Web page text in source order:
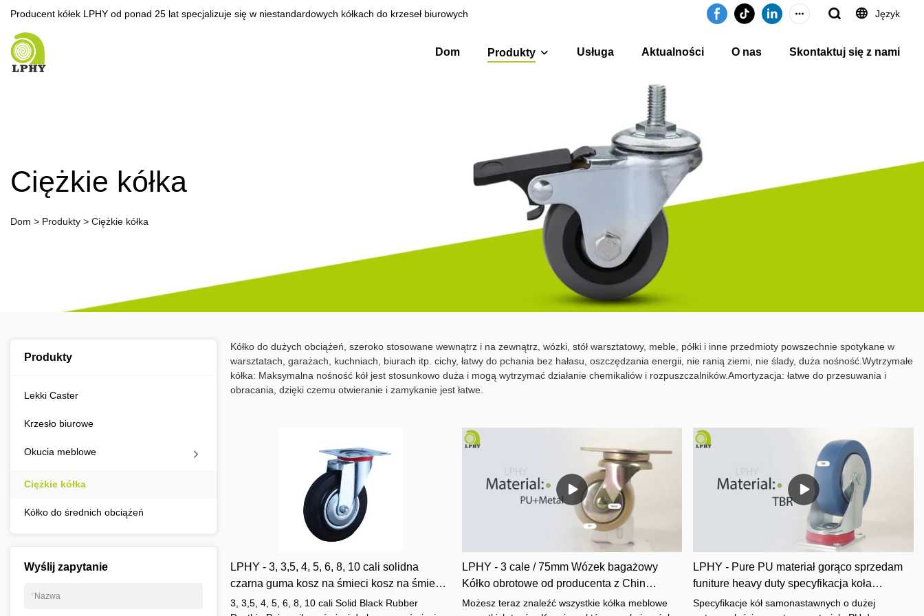
Producent kółek LPHY od ponad 25 lat specjalizuje się w niestandardowych kółkach do krzeseł biurowych Język
Dom Produkty Usługa Aktualności O nas Skontaktuj się z nami
Ciężkie kółka
Dom > Produkty > Ciężkie kółka
Produkty
Lekki Caster
Krzesło biurowe
Okucia meblowe
Ciężkie kółka
Kółko do średnich obciążeń
Wyślij zapytanie
*Nazwa
Kółko do dużych obciążeń, szeroko stosowane wewnątrz i na zewnątrz, wózki, stół warsztatowy, meble, półki i inne przedmioty powszechnie spotykane w
warsztatach, garażach, kuchniach, biurach itp. cichy, łatwy do pchania bez hałasu, oszczędzania energii, nie ranią ziemi, nie ślady, duża nośność.Wytrzymałe
kółka: Maksymalna nośność kół jest stosunkowo duża i mogą wytrzymać działanie chemikaliów i rozpuszczalników.Amortyzacja: łatwe do przesuwania i
obracania, dzięki czemu otwieranie i zamykanie jest łatwe.
LPHY - 3, 3,5, 4, 5, 6, 8, 10 cali solidna
czarna guma kosz na śmieci kosz na śmieci
pojemnik na odpady kółka do ciężkich
3, 3,5, 4, 5, 6, 8, 10 cali Solid Black Rubber
LPHY - 3 cale / 75mm Wózek bagażowy
Kółko obrotowe od producenta z Chin
Ciężkie walizki
Możesz teraz znaleźć wszystkie kółka meblowe
LPHY - Pure PU materiał gorąco sprzedam
funiture heavy duty specyfikacja koła
samonastawnego do wózka Wózek Heavy
Specyfikacje kół samonastawnych o dużej